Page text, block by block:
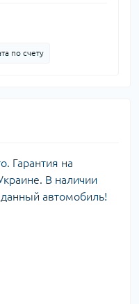
по счету
Гарантия на
В наличии
автомобиль!